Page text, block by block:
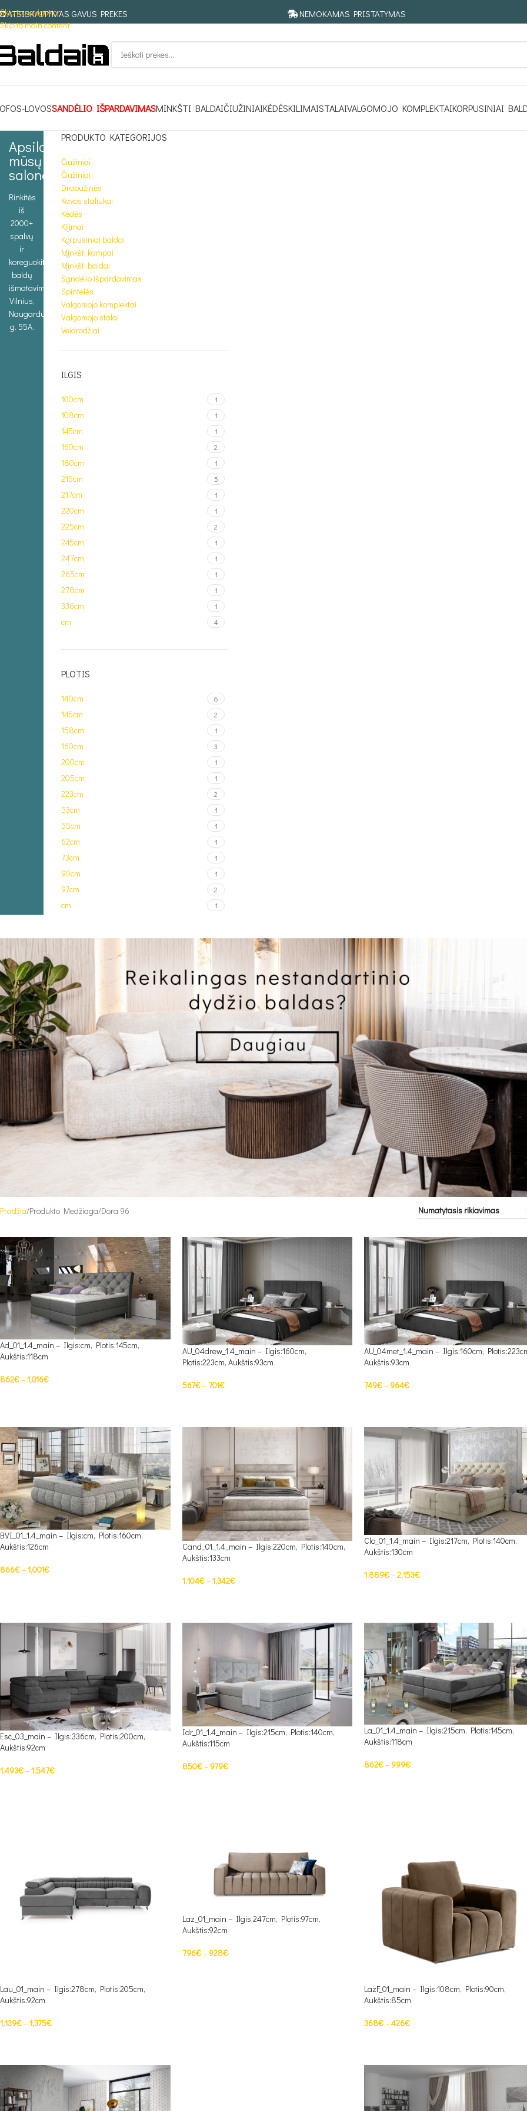
Skip to navigation
Skip to main content
ATSISKAITYMAS GAVUS PREKES NEMOKAMAS PRISTATYMAS
LOVOSSANDĖLIO IŠPARDAVIMASMINKŠTI BALDAIČIUŽINIAIKĖDĖSKILIMAISTALAIVALGOMOJO KOMPLEKTAIKORPUSINIAI
Apsilankykite
mūsų
salone
Rinkitės
iš
2000+
spalvų
ir
koreguokite
baldų
išmatavimus.
Vilnius,
Naugarduko
g. 55A.
PRODUKTO KATEGORIJOS
Čiužiniai
Čiužiniai
Drabužinės
Kavos staliukai
Kėdės
Kilimai
Korpusiniai baldai
Minkšti kampai
Minkšti baldai
Sandėlio išpardavimas
Spintelės
Valgomojo komplektai
Valgomojo stalai
Veidrodžiai
ILGIS
100cm 1
108cm 1
145cm 1
160cm 2
180cm 1
215cm 5
217cm 1
220cm 1
225cm 2
245cm 1
247cm 1
265cm 1
278cm 1
336cm 1
cm 4
PLOTIS
140cm 6
145cm 2
158cm 1
160cm 3
200cm 1
205cm 1
223cm 2
53cm 1
55cm 1
62cm 1
73cm 1
90cm 1
97cm 2
cm 1
Pradžia Produkto Medžiaga Dora 96
Ad_01_1.4_main – Ilgis:cm, Plotis:145cm,
Aukštis:118cm
862€–1,016€
AU_04drew_1.4_main – Ilgis:160cm,
Plotis:223cm, Aukštis:93cm
567€– 701€
AU_04met_1.4_main – Ilgis:160cm,
Aukštis:93cm
749€– 964€
BVI_01_1.4_main – Ilgis:cm, Plotis:160cm,
Aukštis:126cm
866€–1,001€
Cand_01_1.4_main – Ilgis:220cm, Plotis:140cm,
Aukštis:133cm
1,104€–1,342€
Clo_01_1.4_main – Ilgis:217cm, Plotis:140cm,
Aukštis:130cm
1,889€–2,153€
Esc_03_main – Ilgis:336cm, Plotis:200cm,
Aukštis:92cm
1,493€–1,547€
Idr_01_1.4_main – Ilgis:215cm, Plotis:140cm,
Aukštis:115cm
850€– 979€
La_01_1.4_main – Ilgis:215cm, Plotis:145cm,
Aukštis:118cm
862€– 999€
Lau_01_main – Ilgis:278cm, Plotis:205cm,
Aukštis:92cm
1,139€–1,375€
Laz_01_main – Ilgis:247cm, Plotis:97cm,
Aukštis:92cm
796€– 928€
LazF_01_main – Ilgis:108cm, Plotis:90cm,
Aukštis:85cm
368€–426€